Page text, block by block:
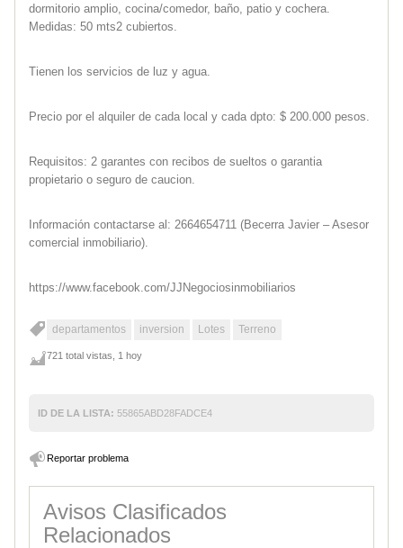
dormitorio amplio, cocina/comedor, baño, patio y cochera.
Medidas: 50 mts2 cubiertos.
Tienen los servicios de luz y agua.
Precio por el alquiler de cada local y cada dpto: $ 200.000 pesos.
Requisitos: 2 garantes con recibos de sueltos o garantia
propietario o seguro de caucion.
Información contactarse al: 2664654711 (Becerra Javier – Asesor
comercial inmobiliario).
https://www.facebook.com/JJNegociosinmobiliarios
departamentos inversion Lotes Terreno
721 total vistas, 1 hoy
ID DE LA LISTA: 55865ABD28FADCE4
Reportar problema
Avisos Clasificados
Relacionados